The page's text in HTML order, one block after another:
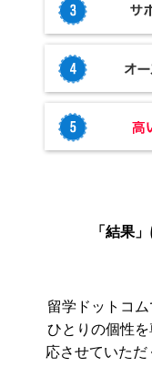
「結果
留学ドットコ
ひとりの個性
応させていた